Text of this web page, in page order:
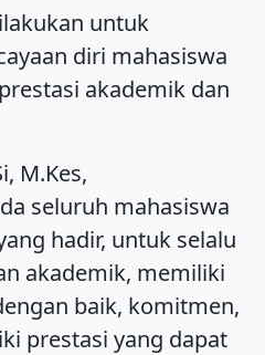
untuk
diri mahasiswa
akademik dan
M.Kes,
seluruh mahasiswa
hadir, untuk selalu
akademik, memiliki
baik, komitmen,
prestasi yang dapat